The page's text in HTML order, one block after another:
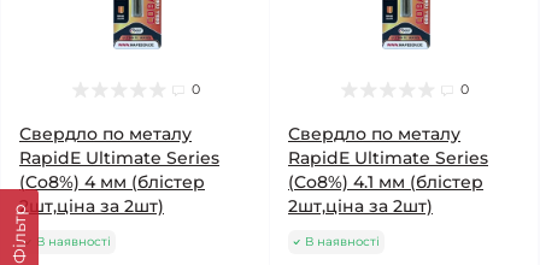
Фільтр
0
Свердло по металу
RapidE Ultimate Series
(Co8%) 4 мм (блістер
2шт,ціна за 2шт)
В наявності
0
Свердло по металу
RapidE Ultimate Series
(Co8%) 4.1 мм (блістер
2шт,ціна за 2шт)
В наявності